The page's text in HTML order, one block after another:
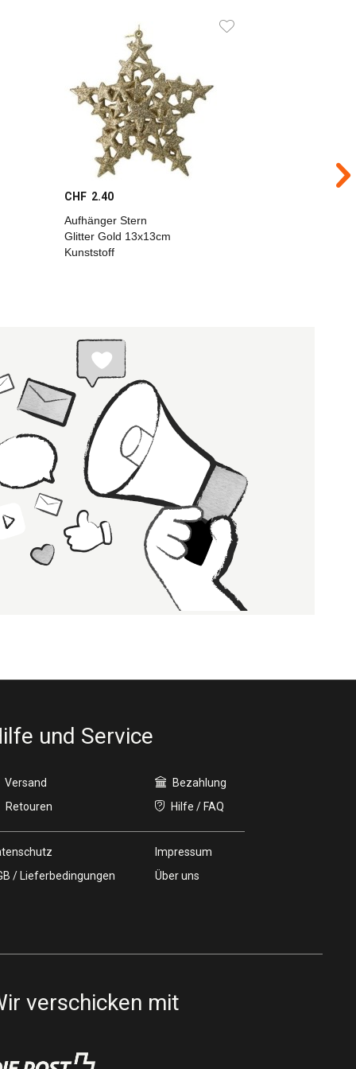
CHF 2.40
Aufhänger Stern
Glitter Gold 13x13cm
Kunststoff
und Service
Versand
Bezahlung
Retouren
Hilfe / FAQ
Impressum
/ Lieferbedingungen
Über uns
verschicken mit